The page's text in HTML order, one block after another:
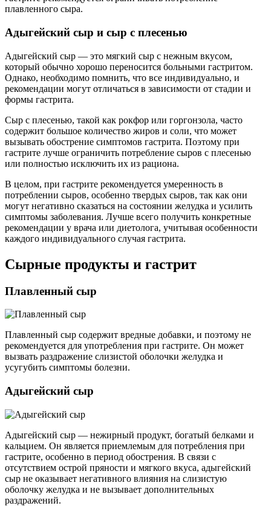
плавленного сыра.
Адыгейский сыр и сыр с плесенью
Адыгейский сыр — это мягкий сыр с нежным вкусом,
который обычно хорошо переносится больными гастритом.
Однако, необходимо помнить, что все индивидуально, и
рекомендации могут отличаться в зависимости от стадии и
формы гастрита.
Сыр с плесенью, такой как рокфор или горгонзола, часто
содержит большое количество жиров и соли, что может
вызывать обострение симптомов гастрита. Поэтому при
гастрите лучше ограничить потребление сыров с плесенью
или полностью исключить их из рациона.
В целом, при гастрите рекомендуется умеренность в
потреблении сыров, особенно твердых сыров, так как они
могут негативно сказаться на состоянии желудка и усилить
симптомы заболевания. Лучше всего получить конкретные
рекомендации у врача или диетолога, учитывая особенности
каждого индивидуального случая гастрита.
Сырные продукты и гастрит
Плавленный сыр
Плавленный сыр содержит вредные добавки, и поэтому не
рекомендуется для употребления при гастрите. Он может
вызвать раздражение слизистой оболочки желудка и
усугубить симптомы болезни.
Адыгейский сыр
Адыгейский сыр — нежирный продукт, богатый белками и
кальцием. Он является приемлемым для потребления при
гастрите, особенно в период обострения. В связи с
отсутствием острой пряности и мягкого вкуса, адыгейский
сыр не оказывает негативного влияния на слизистую
оболочку желудка и не вызывает дополнительных
раздражений.